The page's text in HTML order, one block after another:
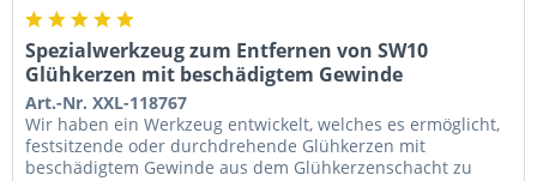
Spezialwerkzeug zum Entfernen von SW10
Glühkerzen mit beschädigtem Gewinde
Art.-Nr. XXL-118767
Wir haben ein Werkzeug entwickelt, welches es ermöglicht,
festsitzende oder durchdrehende Glühkerzen mit
beschädigtem Gewinde aus dem Glühkerzenschacht zu